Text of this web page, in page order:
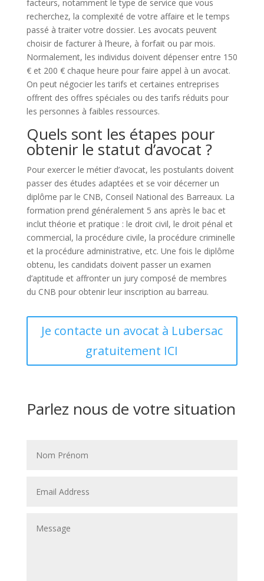
facteurs, notamment le type de service que vous
recherchez, la complexité de votre affaire et le temps
passé à traiter votre dossier. Les avocats peuvent
choisir de facturer à l’heure, à forfait ou par mois.
Normalement, les individus doivent dépenser entre 150
€ et 200 € chaque heure pour faire appel à un avocat.
On peut négocier les tarifs et certaines entreprises
offrent des offres spéciales ou des tarifs réduits pour
les personnes à faibles ressources.
Quels sont les étapes pour
obtenir le statut d’avocat ?
Pour exercer le métier d’avocat, les postulants doivent
passer des études adaptées et se voir décerner un
diplôme par le CNB, Conseil National des Barreaux. La
formation prend généralement 5 ans après le bac et
inclut théorie et pratique : le droit civil, le droit pénal et
commercial, la procédure civile, la procédure criminelle
et la procédure administrative, etc. Une fois le diplôme
obtenu, les candidats doivent passer un examen
d’aptitude et affronter un jury composé de membres
du CNB pour obtenir leur inscription au barreau.
Je contacte un avocat à Lubersac
gratuitement ICI
Parlez nous de votre situation